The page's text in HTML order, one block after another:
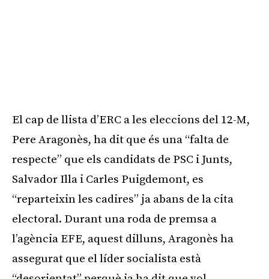
El cap de llista d’ERC a les eleccions del 12-M,
Pere Aragonès, ha dit que és una “falta de
respecte” que els candidats de PSC i Junts,
Salvador Illa i Carles Puigdemont, es
“reparteixin les cadires” ja abans de la cita
electoral. Durant una roda de premsa a
l’agència EFE, aquest dilluns, Aragonès ha
assegurat que el líder socialista està